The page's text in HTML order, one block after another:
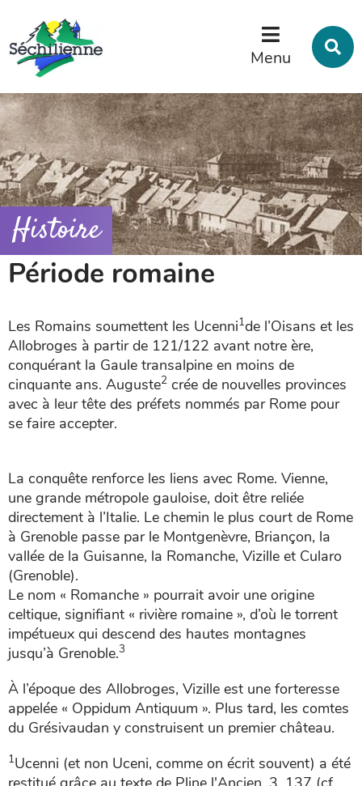
Menu
Histoire
Période romaine
Les Romains soumettent les Ucenni1de l’Oisans et les
Allobroges à partir de 121/122 avant notre ère,
conquérant la Gaule transalpine en moins de
cinquante ans. Auguste2 crée de nouvelles provinces
avec à leur tête des préfets nommés par Rome pour
se faire accepter.
La conquête renforce les liens avec Rome. Vienne,
une grande métropole gauloise, doit être reliée
directement à l’Italie. Le chemin le plus court de Rome
à Grenoble passe par le Montgenèvre, Briançon, la
vallée de la Guisanne, la Romanche, Vizille et Cularo
(Grenoble).
Le nom « Romanche » pourrait avoir une origine
celtique, signifiant « rivière romaine », d’où le torrent
impétueux qui descend des hautes montagnes
jusqu’à Grenoble.3
À l’époque des Allobroges, Vizille est une forteresse
appelée « Oppidum Antiquum ». Plus tard, les comtes
du Grésivaudan y construisent un premier château.
1Ucenni (et non Uceni, comme on écrit souvent) a été